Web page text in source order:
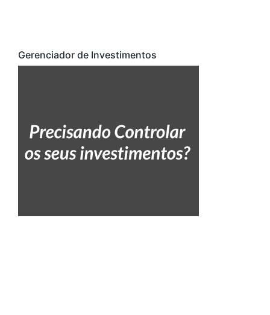
Gerenciador de Investimentos